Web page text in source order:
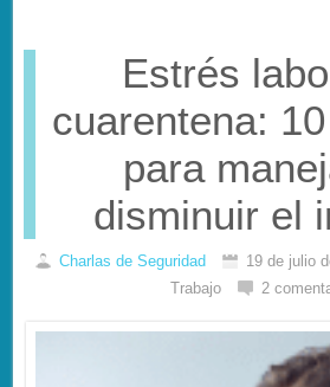
Estrés
cuarentena:
para
disminuir el
Charlas de Seguridad 19 de julio
Trabajo
2